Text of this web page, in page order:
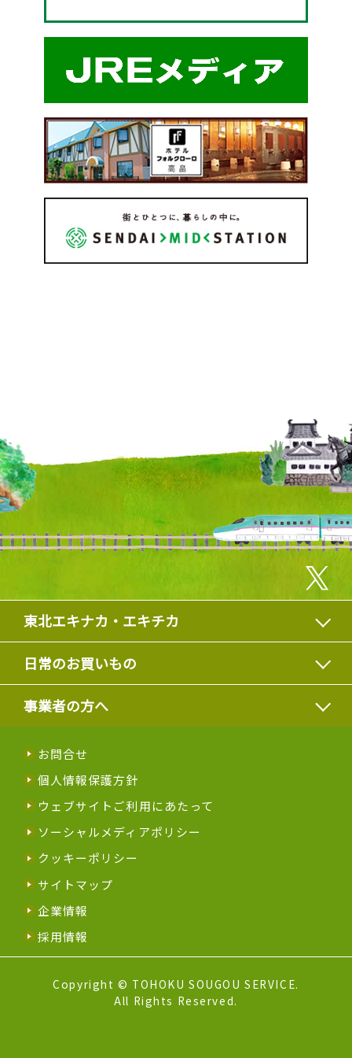
東北エキナカ・エキチカ
日常のお買いもの
事業者の方へ
お問合せ
個人情報保護方針
ウェブサイトご利用にあたって
ソーシャルメディアポリシー
クッキーポリシー
サイトマップ
企業情報
採用情報
Copyright © TOHOKU SOUGOU SERVICE.
All Rights Reserved.